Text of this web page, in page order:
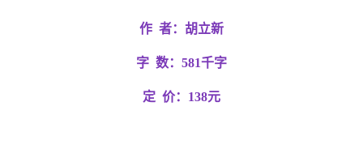
作 者： 胡立新
字 数： 581千字
定 价： 138元